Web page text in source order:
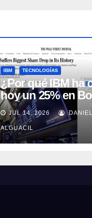
IBM TECNOLOGÍAS
¿Por qué IBM ha
hoy un 25% en
JUL 14, 2026 DANIEL
ALGUACIL